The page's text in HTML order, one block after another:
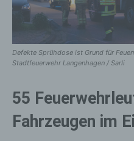
Defekte Sprühdose ist Grund für
Stadtfeuerwehr Langenhagen / Sarli
55
Fahrzeugen im